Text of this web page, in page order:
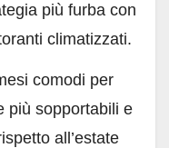
più furba con
climatizzati.
comodi per
più sopportabili e
all’estate